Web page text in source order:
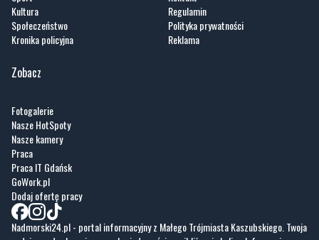
Zobacz
Nasze HotSpoty
Praca
Praca IT Gdańsk
GoWork.pl
Dodaj ofertę pracy
Nadmorski24.pl - portal informacyjny z Małego Trójmiasta Kaszubskiego. Twoja
codzienna dawka najnowszych wiadomości z najbliższej okolicy. Informacje
społeczne, kulturalne i sportowe z Wejherowa, Pucka, Redy, Rumi i okolic.
Zawsze sprawdzone i aktualne info dla mieszkańców Małego Trójmiasta
Kaszubskiego.